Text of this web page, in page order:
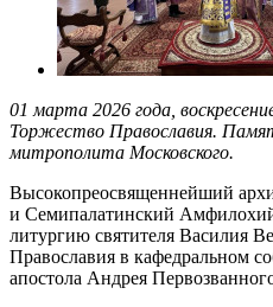
01 марта 2026 года,
Торжество Православия.
митрополита Московского.
Высокопреосвященнейший
и Семипалатинский
литургию святителя Василия
Православия в кафедральном
апостола Андрея